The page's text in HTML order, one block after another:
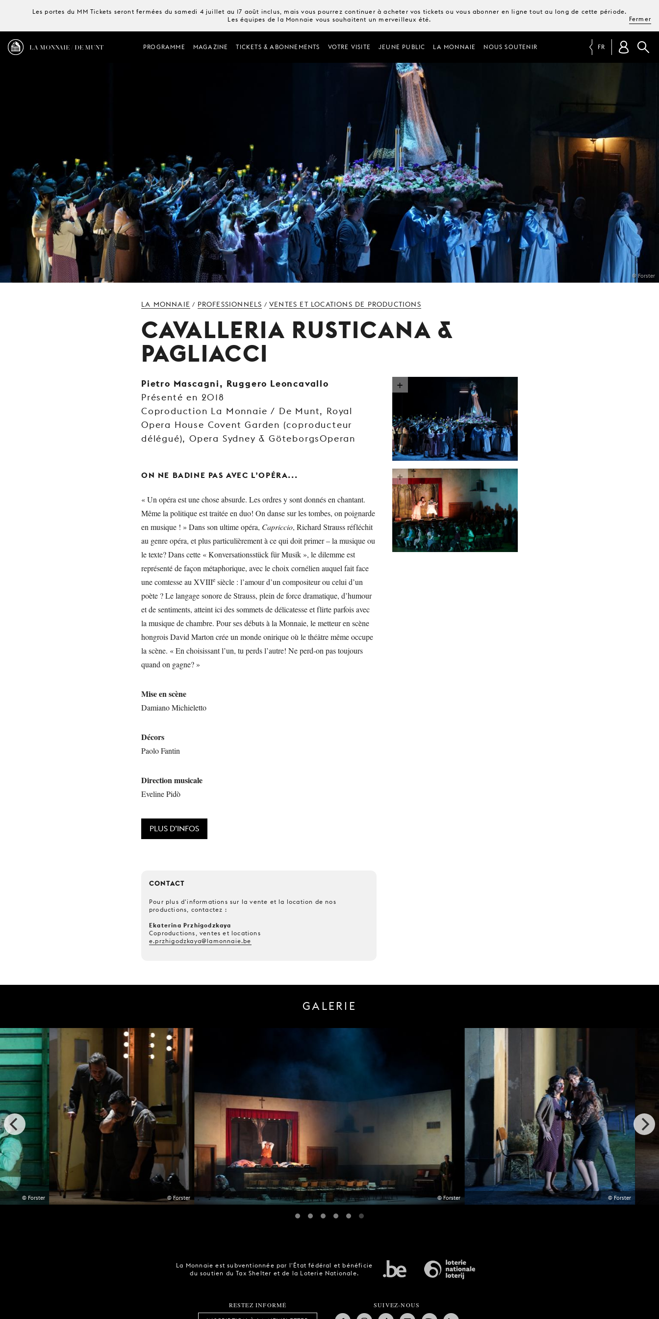
Les portes du MM Tickets seront fermées du samedi 4 juillet au 17 août inclus, mais vous pourrez continuer à acheter vos tickets ou vous abonner en ligne tout au long de cette période.
Les équipes de la Monnaie vous souhaitent un merveilleux été.
Fermer
LA MONNAIE / DE MUNT PROGRAMME MAGAZINE TICKETS & ABONNEMENTS VOTRE VISITE JEUNE PUBLIC LA MONNAIE NOUS SOUTENIR FR
@ Forster
LA MONNAIE / PROFESSIONNELS /VENTES ET LOCATIONS DE PRODUCTIONS
CAVALLERIA RUSTICANA &
PAGLIACCI
Pietro Mascagni, Ruggero Leoncavallo
Présenté en 2018
Coproduction La Monnaie / De Munt, Royal
Opera House Covent Garden (coproducteur
délégué), Opera Sydney & GöteborgsOperan
ON NE BADINE PAS AVEC L’OPÉRA...
« Un opéra est une chose absurde. Les ordres y sont donnés en chantant.
Même la politique est traitée en duo! On danse sur les tombes, on poignarde
en musique ! » Dans son ultime opéra, Capriccio, Richard Strauss réfléchit
au genre opéra, et plus particulièrement à ce qui doit primer – la musique ou
le texte? Dans cette « Konversationsstück für Musik », le dilemme est
représenté de façon métaphorique, avec le choix cornélien auquel fait face
une comtesse au XVIIIe siècle : l’amour d’un compositeur ou celui d’un
poète ? Le langage sonore de Strauss, plein de force dramatique, d’humour
et de sentiments, atteint ici des sommets de délicatesse et flirte parfois avec
la musique de chambre. Pour ses débuts à la Monnaie, le metteur en scène
hongrois David Marton crée un monde onirique où le théâtre même occupe
la scène. « En choisissant l’un, tu perds l’autre! Ne perd-on pas toujours
quand on gagne? »
Mise en scène
Damiano Michieletto
Décors
Paolo Fantin
Direction musicale
Eveline Pidò
PLUS D’INFOS
CONTACT
Pour plus d'informations sur la vente et la location de nos
productions, contactez :
Ekaterina Przhigodzkaya
Coproductions, ventes et locations
e.przhigodzkaya@lamonnaie.be
GALERIE
© Forster
© Forster © Forster © Forster
La Monnaie est subventionnée par l'État fédéral et bénéficie
du soutien du Tax Shelter et de la Loterie Nationale.
RESTEZ INFORMÉ SUIVEZ-NOUS